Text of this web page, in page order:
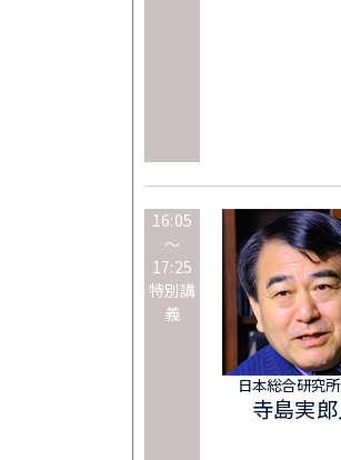
16:05
～
17:25
特別講
義
日本総合研究
寺島実